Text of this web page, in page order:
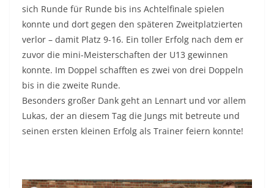
sich Runde für Runde bis ins Achtelfinale spielen
konnte und dort gegen den späteren Zweitplatzierten
verlor – damit Platz 9-16. Ein toller Erfolg nach dem er
zuvor die mini-Meisterschaften der U13 gewinnen
konnte. Im Doppel schafften es zwei von drei Doppeln
bis in die zweite Runde.
Besonders großer Dank geht an Lennart und vor allem
Lukas, der an diesem Tag die Jungs mit betreute und
seinen ersten kleinen Erfolg als Trainer feiern konnte!